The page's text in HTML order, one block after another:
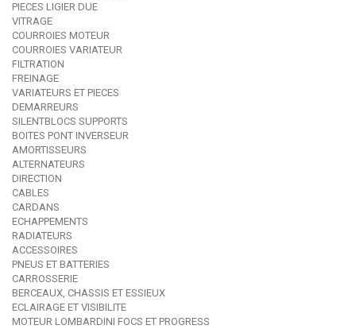
PIECES LIGIER DUE
VITRAGE
COURROIES MOTEUR
COURROIES VARIATEUR
FILTRATION
FREINAGE
VARIATEURS ET PIECES
DEMARREURS
SILENTBLOCS SUPPORTS
BOITES PONT INVERSEUR
AMORTISSEURS
ALTERNATEURS
DIRECTION
CABLES
CARDANS
ECHAPPEMENTS
RADIATEURS
ACCESSOIRES
PNEUS ET BATTERIES
CARROSSERIE
BERCEAUX, CHASSIS ET ESSIEUX
ECLAIRAGE ET VISIBILITE
MOTEUR LOMBARDINI FOCS ET PROGRESS